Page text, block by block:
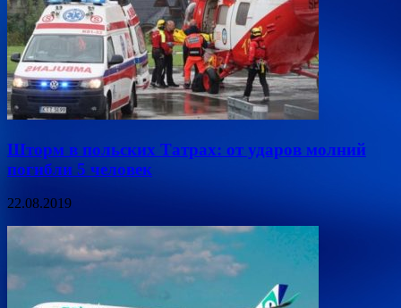
Шторм в польских Татрах: от ударов молний
погибли 5 человек
22.08.2019